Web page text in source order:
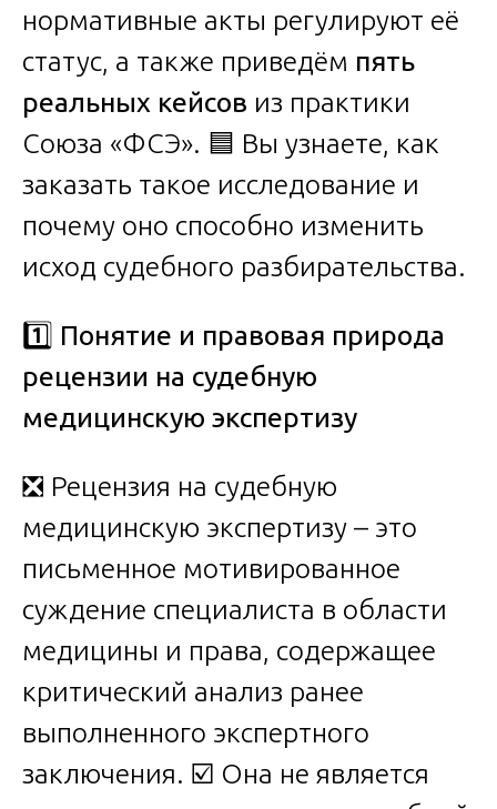
нормативные акты регулируют её
статус, а также приведём пять
реальных кейсов из практики
Союза «ФСЭ». 🟦 Вы узнаете, как
заказать такое исследование и
почему оно способно изменить
исход судебного разбирательства.
1️ Понятие и правовая природа
рецензии на судебную
медицинскую экспертизу
❎ Рецензия на судебную
медицинскую экспертизу – это
письменное мотивированное
суждение специалиста в области
медицины и права, содержащее
критический анализ ранее
выполненного экспертного
заключения. ☑️ Она не является